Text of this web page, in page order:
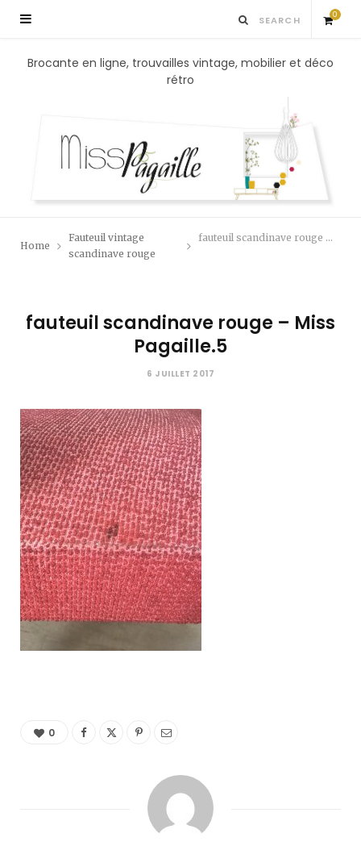
0
S
p
g
Brocante en ligne, trouvailles vintage, mobilier et déco
rétro
Home
Fauteuil vintage
scandinave rouge
fauteuil scandinave rouge – Miss Pagaille.5
fauteuil scandinave rouge – Miss
Pagaille.5
6 JUILLET 2017
0